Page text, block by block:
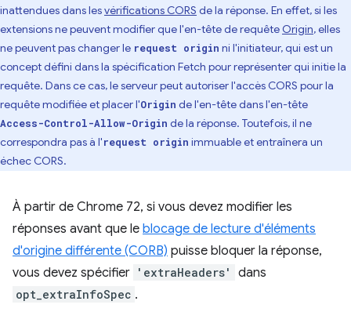
inattendues dans lesvérifications CORS de la réponse. En effet, si les
extensions ne peuvent modifier que l'en-tête de requête Origin, elles
ne peuvent pas changer le request origin ni l'initiateur, qui est un
concept défini dans la spécification Fetch pour représenter qui initie la
requête. Dans ce cas, le serveur peut autoriser l'accès CORS pour la
requête modifiée et placer l'Origin de l'en-tête dans l'en-tête
Access-Control-Allow-Origin de la réponse. Toutefois, il ne
correspondra pas à l'request origin immuable et entraînera un
échec CORS.
À partir de Chrome 72, si vous devez modifier les
réponses avant que le blocage de lecture d'éléments
d'origine différente (CORB) puisse bloquer la réponse,
vous devez spécifier 'extraHeaders' dans
opt_extraInfoSpec .